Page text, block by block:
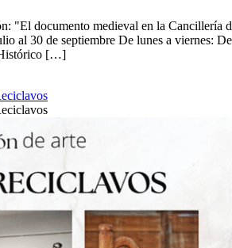
"El documento medieval en la Cancillería
al 30 de septiembre De lunes a viernes: De
[…]